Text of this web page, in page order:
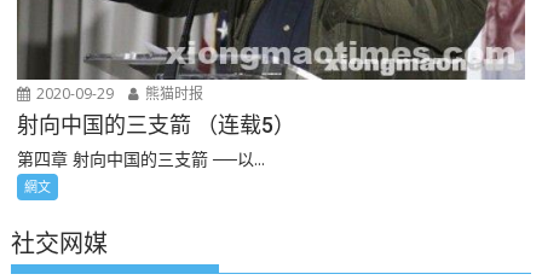
2020-09-29 熊猫时报
射向中国的三支箭 （连载5）
第四章 射向中国的三支箭 ──以...
網文
社交网媒